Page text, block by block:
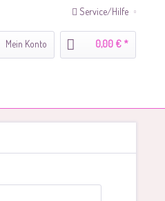
Service/Hilfe
Mein Konto 0,00 € *